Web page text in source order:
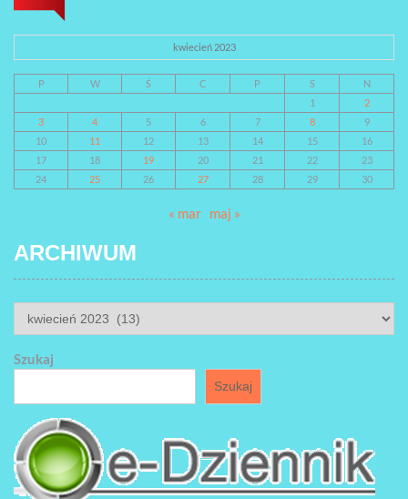
kwiecień 2023
P W Ś C P S
N
1
2
3
4 5 6 7 8
9
10
11 12 13 14 15
16
17
18 19 20 21 22
23
24
25 26 27 28 29 30
« mar maj »
ARCHIWUM
ARCHIWUM
Szukaj
Szukaj